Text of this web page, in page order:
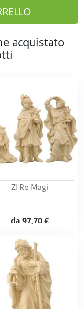
acquistato
ZI Re Magi
da 97,70 €